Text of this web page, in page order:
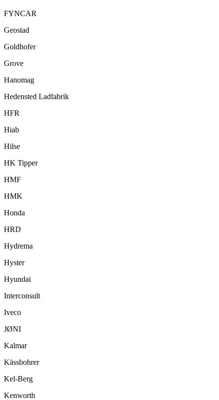
FYNCAR
Geostad
Goldhofer
Grove
Hanomag
Hedensted Ladfabrik
HFR
Hiab
Hilse
HK Tipper
HMF
HMK
Honda
HRD
Hydrema
Hyster
Hyundai
Interconsult
Iveco
JØNI
Kalmar
Kässbohrer
Kel-Berg
Kenworth